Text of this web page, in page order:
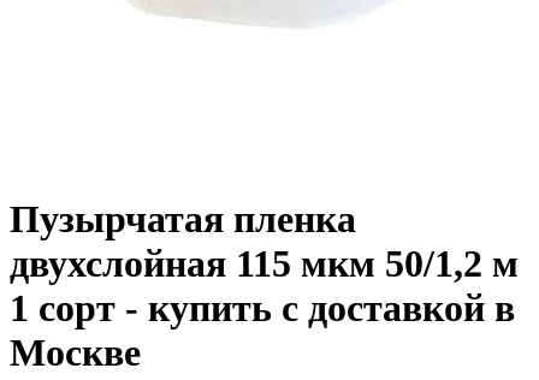
Пузырчатая пленка
двухслойная 115 мкм 50/1,2 м
1 сорт - купить с доставкой в
Москве